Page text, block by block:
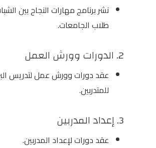
نشر برنامج مهارات النجاح بين
طلاب الجامعات.
2. الدورات وورش العمل
عقد دورات وورش عمل لتدريس
للمتدربين.
3. إعداد المدربين
عقد دورات لإعداد المدربين.